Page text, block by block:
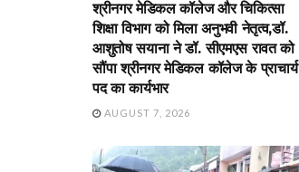
श्रीनगर मेडिकल कॉलेज और चिकित्सा
शिक्षा विभाग को मिला अनुभवी नेतृत्व,डॉ.
आशुतोष सयाना ने डॉ. सीएमएस रावत को
सौंपा श्रीनगर मेडिकल कॉलेज के प्राचार्य
पद का कार्यभार
AUGUST 7, 2026